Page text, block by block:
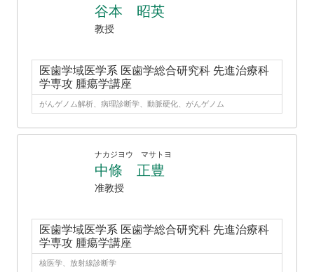
谷本 昭英
教授
医歯学域医学系 医歯学総合研究科 先進治療科
学専攻 腫瘍学講座
がんゲノム解析、病理診断学、動脈硬化、がんゲノム
ナカジヨウ マサトヨ
中條 正豊
准教授
医歯学域医学系 医歯学総合研究科 先進治療科
学専攻 腫瘍学講座
核医学、放射線診断学